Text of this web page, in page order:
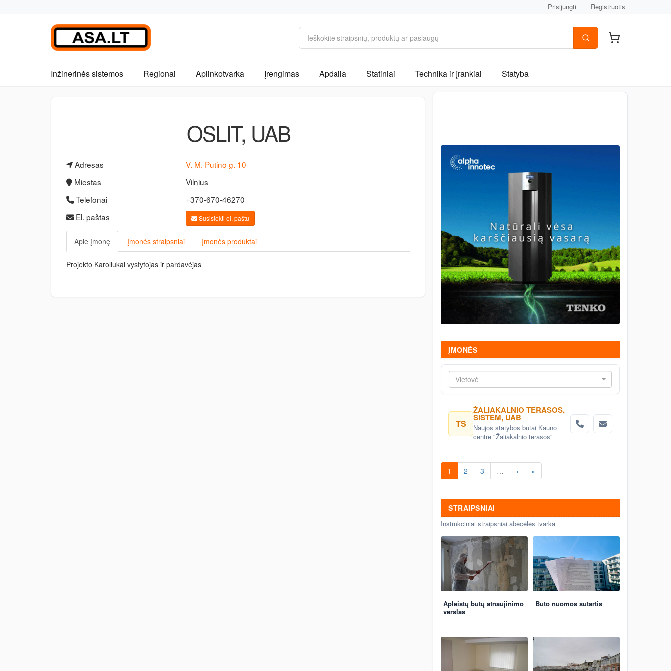
Prisijungti Registruotis
Inžinerinės sistemos Regionai Aplinkotvarka Įrengimas Apdaila Statiniai Technika ir įrankiai Statyba
OSLIT, UAB
Adresas
V. M. Putino g. 10
Miestas
Vilnius
Telefonai
+370-670-46270
El. paštas
Susisiekti el. paštu
Apie įmonę Įmonės straipsniai Įmonės produktai
Projekto Karoliukai vystytojas ir pardavėjas
ĮMONĖS
Vietovė
TS
ŽALIAKALNIO TERASOS,
SISTEM, UAB
Naujos statybos butai Kauno
centre "Žaliakalnio terasos"
1 2 3 … › »
STRAIPSNIAI
Instrukciniai straipsniai abėcėlės tvarka
Apleistų butų atnaujinimo
verslas
Buto nuomos sutartis